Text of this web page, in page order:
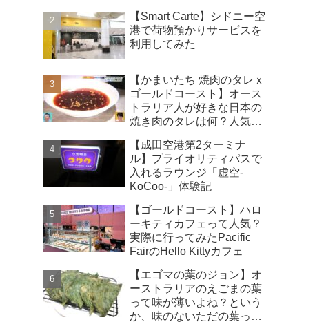
【Smart Carte】シドニー空
港で荷物預かりサービスを
利用してみた
【かまいたち 焼肉のタレｘ
ゴールドコースト】オース
トラリア人が好きな日本の
焼き肉のタレは何？人気ラ
【成田空港第2ターミナ
ル】プライオリティパスで
入れるラウンジ「虚空-
KoCoo-」体験記
【ゴールドコースト】ハロ
ーキティカフェって人気？
実際に行ってみたPacific
FairのHello Kittyカフェ
【エゴマの葉のジョン】オ
ーストラリアのえごまの葉
って味が薄いよね？という
か、味のないただの葉っ